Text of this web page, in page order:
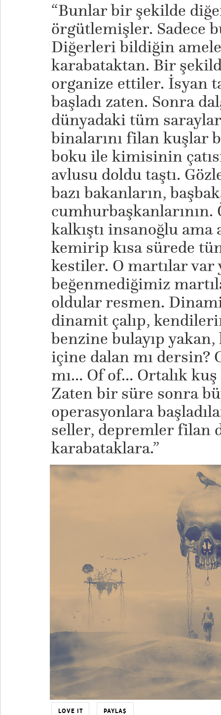
“Bunlar bir şekilde
örgütlemişler. Sadece
Diğerleri bildiğin
karabataktan. Bir
organize ettiler. İsyan
başladı zaten. Sonra
dünyadaki tüm
binalarını filan kuşlar
boku ile kimisinin
avlusu doldu taştı.
bazı bakanların,
cumhurbaşkanlarının.
kalkıştı insanoğlu
kemirip kısa sürede
kestiler. O martılar var
beğenmediğimiz
oldular resmen.
dinamit çalıp,
benzine bulayıp
içine dalan mı dersin?
mı… Of of… Ortalık kuş
Zaten bir süre sonra
operasyonlara
seller, depremler filan
karabataklara.”
LOVE IT PAYLAŞ